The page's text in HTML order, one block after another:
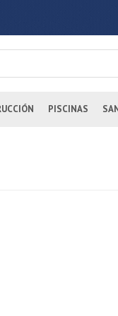
PISCINAS
de comprar!